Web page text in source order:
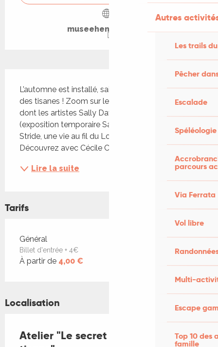
Autres
Les trails
Pêcher
Escalade
Spéléologie
parcours
Via Ferrata
Vol libre
Multi-
Escape
Top 10 des
famille
museehenrimartin.fr
L’automne est installé, saison idéale pour savourer
des tisanes ! Zoom sur les bienfaits de la nature
dont les artistes Sally Davies et Jeffery Stride
(exposition temporaire Sally Davies - Jeffery
Stride, une vie au fil du Lot) s’inspirent tant.
Découvrez avec Cécile Combalbert, créatrice...
Lire la suite
Tarifs
Tarifs 2026
Général
Billet d'entrée + 4€
À partir de 4,00 €
Localisation
Atelier "Le secret d'une bonne